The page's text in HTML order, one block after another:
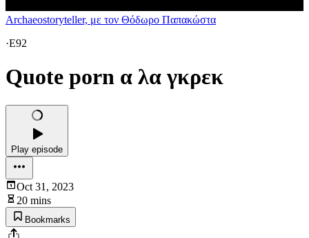
Archaeostoryteller, με τον Θόδωρο Παπακώστα
·E92
Quote porn α λα γκρεκ
Play episode
Oct 31, 2023
20 mins
Bookmarks